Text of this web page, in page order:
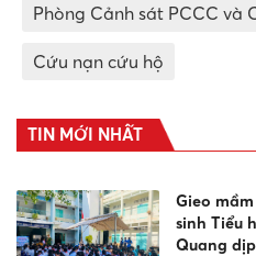
Phòng Cảnh sát PCCC và
Cứu nạn cứu hộ
TIN MỚI NHẤT
Gieo
sinh Tiểu
Quang